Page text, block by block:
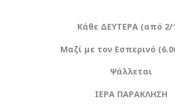
Κάθε ΔΕΥΤΕΡΑ (από 2/
Μαζί με τον Εσπερινό (6
Ψάλλεται
ΙΕΡΑ ΠΑΡΑΚΛΗΣΗ